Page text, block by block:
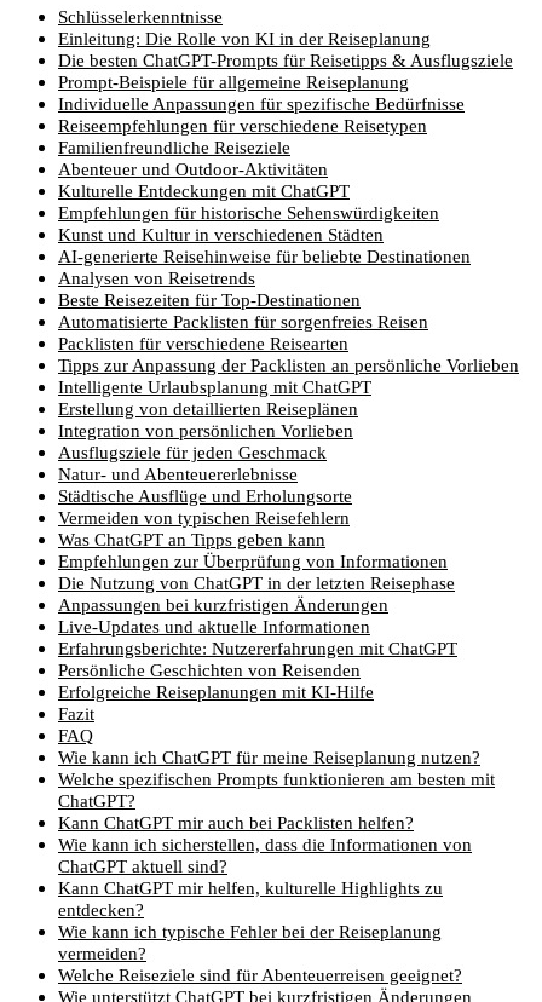
Schlüsselerkenntnisse
Einleitung: Die Rolle von KI in der Reiseplanung
Die besten ChatGPT-Prompts für Reisetipps & Ausflugsziele
Prompt-Beispiele für allgemeine Reiseplanung
Individuelle Anpassungen für spezifische Bedürfnisse
Reiseempfehlungen für verschiedene Reisetypen
Familienfreundliche Reiseziele
Abenteuer und Outdoor-Aktivitäten
Kulturelle Entdeckungen mit ChatGPT
Empfehlungen für historische Sehenswürdigkeiten
Kunst und Kultur in verschiedenen Städten
AI-generierte Reisehinweise für beliebte Destinationen
Analysen von Reisetrends
Beste Reisezeiten für Top-Destinationen
Automatisierte Packlisten für sorgenfreies Reisen
Packlisten für verschiedene Reisearten
Tipps zur Anpassung der Packlisten an persönliche Vorlieben
Intelligente Urlaubsplanung mit ChatGPT
Erstellung von detaillierten Reiseplänen
Integration von persönlichen Vorlieben
Ausflugsziele für jeden Geschmack
Natur- und Abenteuererlebnisse
Städtische Ausflüge und Erholungsorte
Vermeiden von typischen Reisefehlern
Was ChatGPT an Tipps geben kann
Empfehlungen zur Überprüfung von Informationen
Die Nutzung von ChatGPT in der letzten Reisephase
Anpassungen bei kurzfristigen Änderungen
Live-Updates und aktuelle Informationen
Erfahrungsberichte: Nutzererfahrungen mit ChatGPT
Persönliche Geschichten von Reisenden
Erfolgreiche Reiseplanungen mit KI-Hilfe
Fazit
FAQ
Wie kann ich ChatGPT für meine Reiseplanung nutzen?
Welche spezifischen Prompts funktionieren am besten mit
ChatGPT?
Kann ChatGPT mir auch bei Packlisten helfen?
Wie kann ich sicherstellen, dass die Informationen von
ChatGPT aktuell sind?
Kann ChatGPT mir helfen, kulturelle Highlights zu
entdecken?
Wie kann ich typische Fehler bei der Reiseplanung
vermeiden?
Welche Reiseziele sind für Abenteuerreisen geeignet?
Wie unterstützt ChatGPT bei kurzfristigen Änderungen